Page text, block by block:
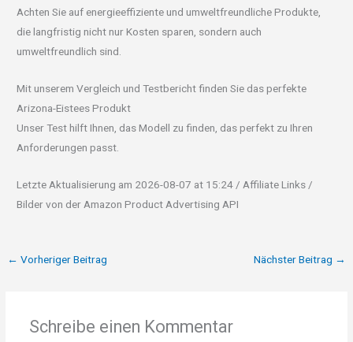
Achten Sie auf energieeffiziente und umweltfreundliche Produkte,
die langfristig nicht nur Kosten sparen, sondern auch
umweltfreundlich sind.
Mit unserem Vergleich und Testbericht finden Sie das perfekte
Arizona-Eistees Produkt
Unser Test hilft Ihnen, das Modell zu finden, das perfekt zu Ihren
Anforderungen passt.
Letzte Aktualisierung am 2026-08-07 at 15:24 / Affiliate Links /
Bilder von der Amazon Product Advertising API
← Vorheriger Beitrag Nächster Beitrag →
Schreibe einen Kommentar